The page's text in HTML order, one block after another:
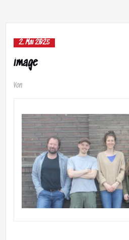
2. Mai 2025
image
Von